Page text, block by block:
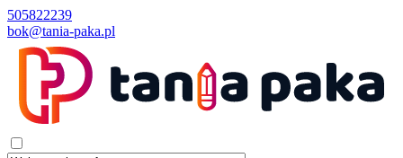
505822239
bok@tania-paka.pl